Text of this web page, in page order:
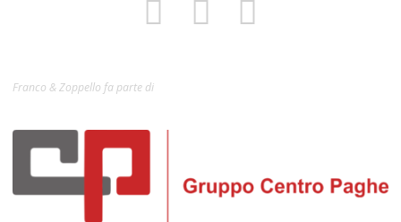
Franco & Zoppello fa parte di